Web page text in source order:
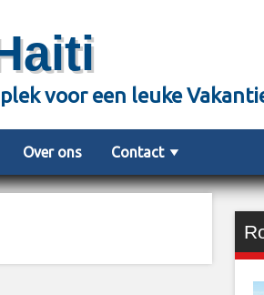
voor een leuke
Over ons Contact